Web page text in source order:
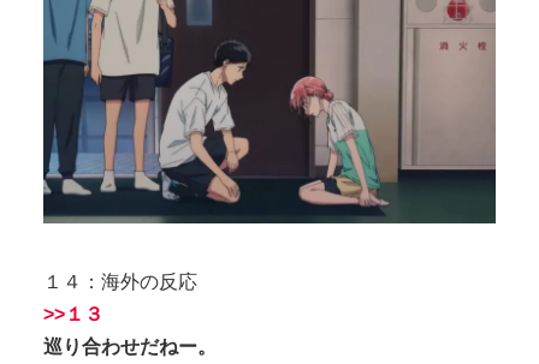
１４：海外の反応
>>１３
巡り合わせだねー。